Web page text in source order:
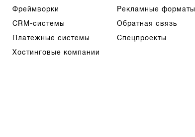
Фреймворки
CRM-системы
Платежные системы
Хостинговые компании
Рекламные форматы
Обратная связь
Спецпроекты